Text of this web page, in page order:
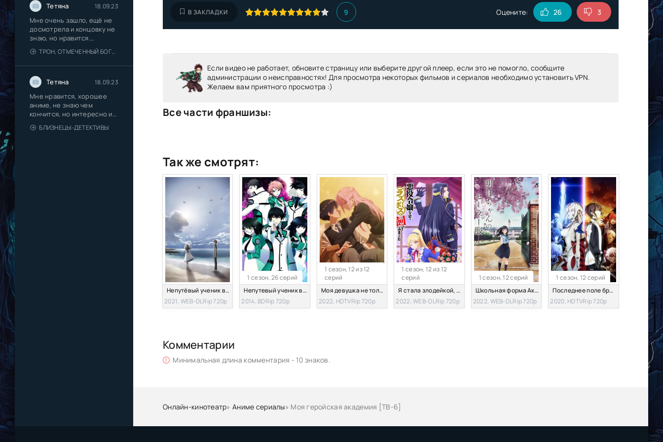
Тетяна 18.09.23
Мне очень зашло, ещё не
досмотрела и концовку не
знаю, но нравится.
Романтика
ТРОН, ОТМЕЧЕННЫЙ БОГОМ 2 СЕЗОН
Тетяна 18.09.23
Мне нравится, хорошее
аниме, не знаю чем
кончится, но интересно и
красиво
БЛИЗНЕЦЫ-ДЕТЕКТИВЫ
В ЗАКЛАДКИ 9 Оцените: 26 3
Если видео не работает, обновите страницу или выберите другой плеер, если это не помогло, сообщите
администрации о неисправностях! Для просмотра некоторых фильмов и сериалов необходимо установить VPN.
Желаем вам приятного просмотра :)
Все части франшизы:
Так же смотрят:
Непутёвый ученик в школе магии: Воспоминания
2021, WEB-DLRip 720p
1 сезон, 26 серий
Непутевый ученик в школе магии [ТВ-1]
2014, BDRip 720p
1 сезон, 12 из 12
серий
Моя девушка не только милая
2022, HDTVRip 720p
1 сезон, 12 из 12
серий
Я стала злодейкой, поэтому мне нужно заарканить последнего босса
2022, WEB-DLRip 720p
1 сезон, 12 серий
Школьная форма Акэби
2022, WEB-DLRip 720p
1 сезон, 12 серий
Последнее поле брани между тобой и мной
2020, HDTVRip 720p
Комментарии
Минимальная длина комментария - 10 знаков.
Онлайн-кинотеатр»Аниме сериалы» Моя геройская академия [ТВ-6]